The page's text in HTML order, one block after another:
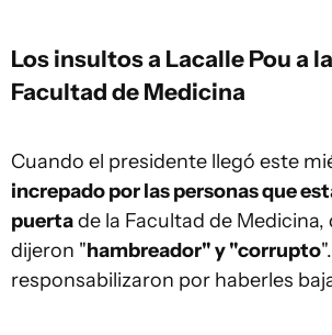
Los insultos a Lacalle Pou a
Facultad de Medicina
Cuando el presidente llegó este
increpado por las personas que
puertade la Facultad de Medicina,
dijeron "hambreador" y "corrupto
responsabilizaron por haberles